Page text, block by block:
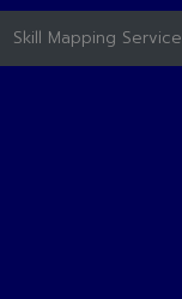
Skill Mapping Service